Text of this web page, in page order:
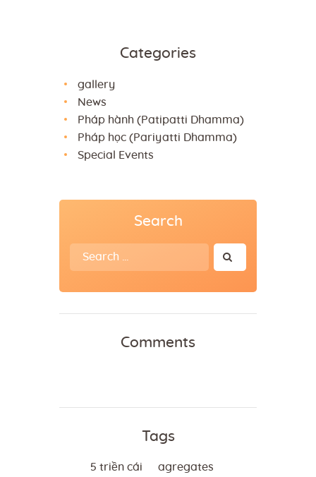
Categories
gallery
News
Pháp hành (Patipatti Dhamma)
Pháp học (Pariyatti Dhamma)
Special Events
Search
Search
for:
Comments
Tags
5 triền cái agregates